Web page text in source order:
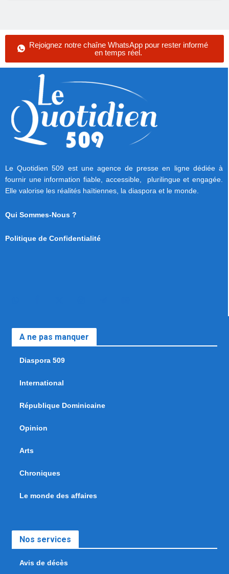
Rejoignez notre chaîne WhatsApp pour rester informé
en temps réel.
Le Quotidien 509 est une agence de presse en ligne dédiée à
fournir une information fiable, accessible, plurilingue et engagée.
Elle valorise les réalités haïtiennes, la diaspora et le monde.
Qui Sommes-Nous ?
Politique de Confidentialité
A ne pas manquer
Diaspora 509
International
République Dominicaine
Opinion
Arts
Chroniques
Le monde des affaires
Nos services
Avis de décès